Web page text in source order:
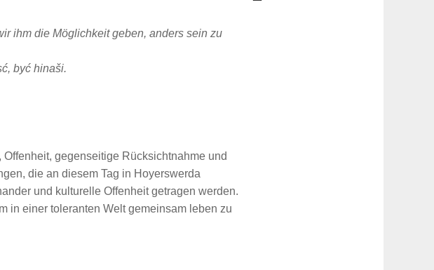
ihm die Möglichkeit geben, anders sein zu
być hinaši.
gegenseitige Rücksichtnahme und
die an diesem Tag in Hoyerswerda
und kulturelle Offenheit getragen werden.
in einer toleranten Welt gemeinsam leben zu